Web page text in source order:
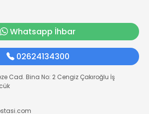
Whatsapp İhbar
02624134300
Cad. Bina No: 2 Cengiz Çakıroğlu İş